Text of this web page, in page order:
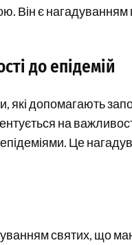
Він є
до епідемій
які допомагають
на
Це
святих, що